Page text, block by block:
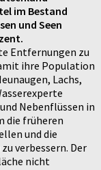
im Bestand
und Seen
Entfernungen zu
ihre Population
Lachs,
Nebenflüssen in
die früheren
und die
verbessern. Der
nicht